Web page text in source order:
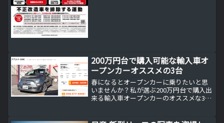
200万円台で購入可能な輸入車オ
ープンカーオススメの3台
春になるとオープンカーに乗りたいと思
いませんか？私が選ぶ200万円台で購入出
来る輸入車オープンカーのオススメな3台